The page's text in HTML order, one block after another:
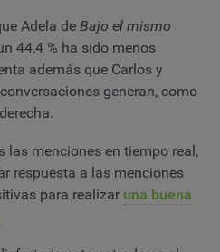
Adela de Bajo el mismo
44,4 % ha sido menos
además que Carlos y
generan, como
las menciones en tiempo real,
respuesta a las menciones
para realizar una buena